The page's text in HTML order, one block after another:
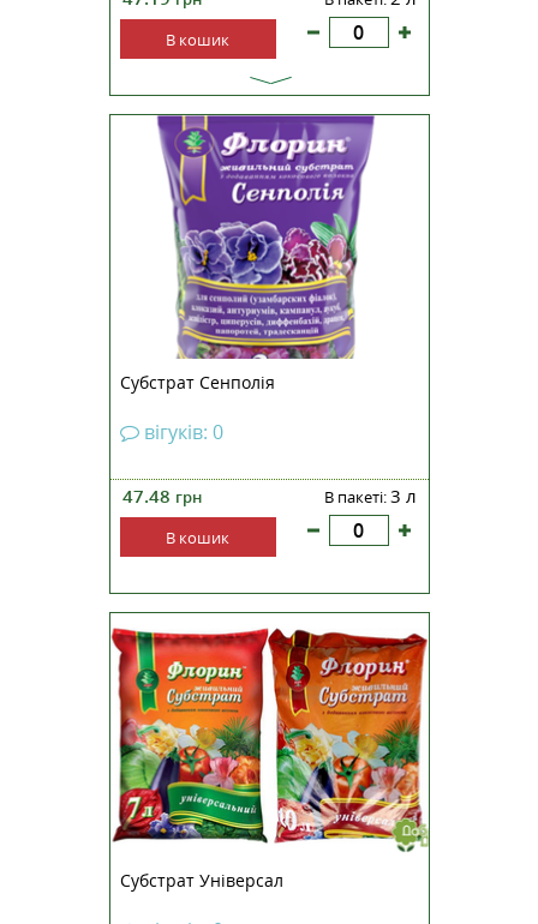
В кошик
Субстрат Сенполія
вігуків: 0
47.48 грн В пакеті:3 л
В кошик
Субстрат Універсал